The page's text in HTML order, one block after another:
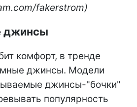
fakerstrom)
джинсы
комфорт, в тренде
джинсы. Модели
джинсы-"бочки"
популярность